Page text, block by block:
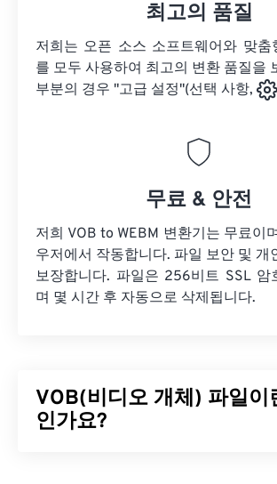
최고의 품질
저희는 오픈 소스 소프트웨어와 맞춤
를 모두 사용하여 최고의 변환 품질을
부분의 경우 "고급 설정"(선택 사항,
무료 & 안전
저희 VOB to WEBM 변환기는 무료이
우저에서 작동합니다. 파일 보안 및 개
보장합니다. 파일은 256비트 SSL 암
며 몇 시간 후 자동으로 삭제됩니다.
VOB(비디오 개체) 파일이
인가요?